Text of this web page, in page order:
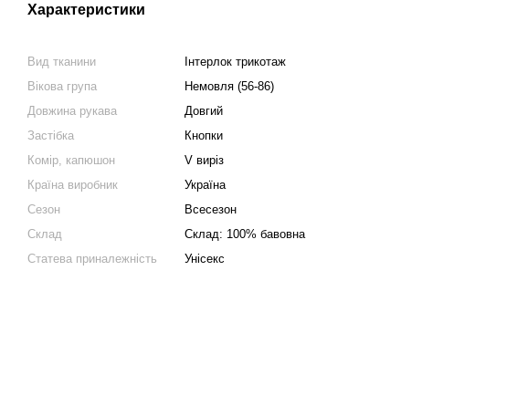
Характеристики
Вид тканини
Інтерлок трикотаж
Вікова група
Немовля (56-86)
Довжина рукава
Довгий
Застібка
Кнопки
Комір, капюшон
V виріз
Країна виробник
Україна
Сезон
Всесезон
Склад
Склад: 100% бавовна
Статева приналежність
Унісекс